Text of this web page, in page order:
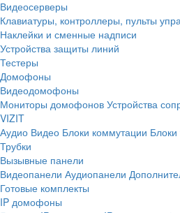
Видеосерверы
Клавиатуры, контроллеры, пульты
Наклейки и сменные надписи
Устройства защиты линий
Тестеры
Домофоны
Видеодомофоны
Мониторы домофонов Устройства
VIZIT
Аудио Видео Блоки коммутации
Трубки
Вызывные панели
Видеопанели Аудиопанели
Готовые комплекты
IP домофоны